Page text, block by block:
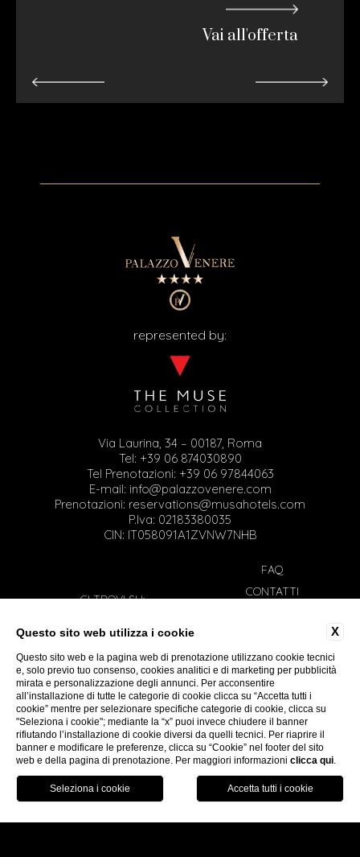
PRENOTA
Vai all'offerta
represented by:
Via Laurina, 34 – 00187, Roma
Tel: +39 06 874030890
Tel Prenotazioni: +39 06 97844063
E-mail: info@palazzovenere.com
Prenotazioni: reservations@musahotels.com
P.Iva: 02183380035
CIN: IT058091A1ZVNW7NHB
CI TROVI SU:
Iscriviti alla nostra newsletter
FAQ
CONTATTI
LAVORA CON NOI
COOKIE POLICY
ACCESSIBILITÀ
X
Questo sito web utilizza i cookie
Questo sito web e la pagina web di prenotazione utilizzano cookie tecnici
e, solo previo tuo consenso, cookies analitici e di marketing per pubblicità
mirata e personalizzazione degli annunci. Per acconsentire
all’installazione di tutte le categorie di cookie clicca su “Accetta tutti i
cookie” mentre per selezionare specifiche categorie di cookie, clicca su
"Seleziona i cookie"; mediante la “x” puoi invece chiudere il banner
rifiutando l’installazione di cookie diversi da quelli tecnici. Per riaprire il
banner e modificare le preferenze, clicca su “Cookie” nel footer del sito
web e della pagina di prenotazione. Per maggiori informazioni clicca qui.